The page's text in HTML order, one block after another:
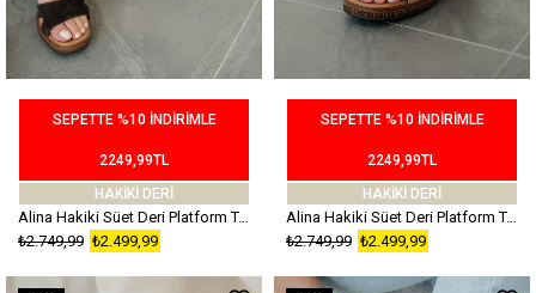
SEPETTE %10 İNDİRİMLE
2249,99TL
HAKİKİ DERİ
Alina Hakiki Süet Deri Platform Topuklu Ayakkabı Kahverengi
₺2.499,99
₺2.749,99
SEPETTE %10 İNDİRİMLE
2249,99TL
HAKİKİ DERİ
Alina Hakiki Süet Deri Platform Topuklu Ayakkabı Ten
₺2.499,99
₺2.749,99